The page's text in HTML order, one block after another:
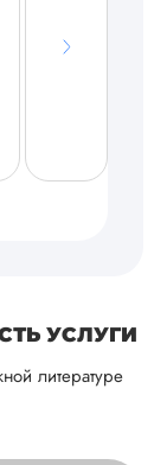
УСЛУГИ
литературе